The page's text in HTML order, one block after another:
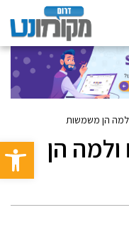
פתח
הן משמשות
הן